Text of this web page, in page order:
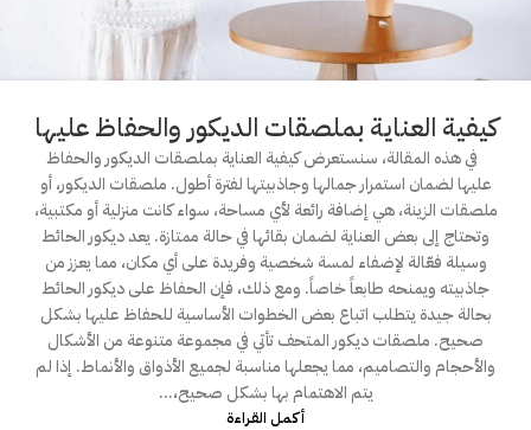
كيفية العناية بملصقات الديكور والحفاظ عليها
في هذه المقالة، سنستعرض كيفية العناية بملصقات الديكور والحفاظ
عليها لضمان استمرار جمالها وجاذبيتها لفترة أطول. ملصقات الديكور، أو
ملصقات الزينة، هي إضافة رائعة لأي مساحة، سواء كانت منزلية أو مكتبية،
وتحتاج إلى بعض العناية لضمان بقائها في حالة ممتازة. يعد ديكور الحائط
وسيلة فعّالة لإضفاء لمسة شخصية وفريدة على أي مكان، مما يعزز من
جاذبيته ويمنحه طابعاً خاصاً. ومع ذلك، فإن الحفاظ على ديكور الحائط
بحالة جيدة يتطلب اتباع بعض الخطوات الأساسية للحفاظ عليها بشكل
صحيح. ملصقات ديكور المتحف تأتي في مجموعة متنوعة من الأشكال
والأحجام والتصاميم، مما يجعلها مناسبة لجميع الأذواق والأنماط. إذا لم
يتم الاهتمام بها بشكل صحيح،...
أكمـل القـراءة